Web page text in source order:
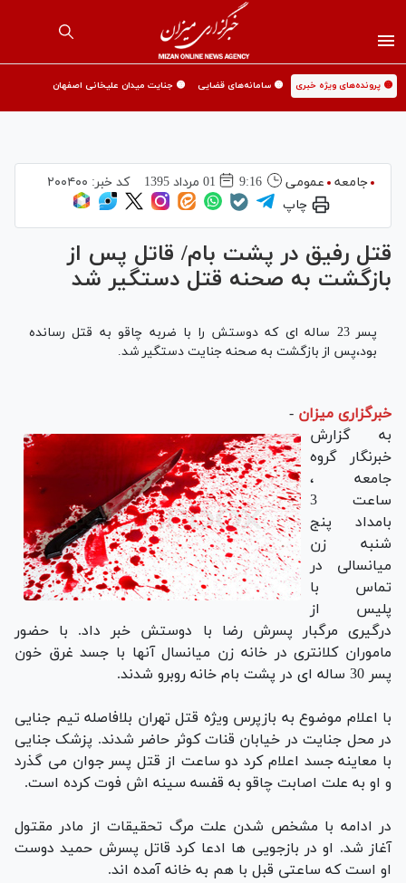
🟡 پرونده‌های ویژه خبری 🟡 سامانه‌های قضایی 🟡 جنایت میدان علیخانی اصفهان
جامعه عمومی 9:16 01 مرداد 1395 کد خبر: ۲۰۰۴۰۰
چاپ
قتل رفیق در پشت بام/ قاتل پس از
بازگشت به صحنه قتل دستگیر شد
پسر 23 ساله ای که دوستش را با ضربه چاقو به قتل رسانده
بود،پس از بازگشت به صحنه جنایت دستگیر شد.
خبرگزاری میزان -
به گزارش
خبرنگار گروه
جامعه ،
ساعت 3
بامداد پنج
شنبه زن
میانسالی در
تماس با
پلیس از
درگیری مرگبار پسرش رضا با دوستش خبر داد. با حضور
ماموران کلانتری در خانه زن میانسال آنها با جسد غرق خون
پسر 30 ساله ای در پشت بام خانه روبرو شدند.
با اعلام موضوع به بازپرس ویژه قتل تهران بلافاصله تیم جنایی
در محل جنایت در خیابان قنات کوثر حاضر شدند. پزشک جنایی
با معاینه جسد اعلام کرد دو ساعت از قتل پسر جوان می گذرد
و او به علت اصابت چاقو به قفسه سینه اش فوت کرده است.
در ادامه با مشخص شدن علت مرگ تحقیقات از مادر مقتول
آغاز شد. او در بازجویی ها ادعا کرد قاتل پسرش حمید دوست
او است که ساعتی قبل با هم به خانه آمده اند.